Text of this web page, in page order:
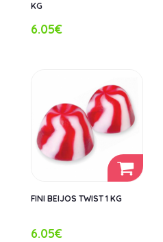
KG
6.05€
FINI BEIJOS TWIST 1 KG
6.05€